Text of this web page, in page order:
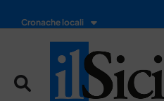
Cronache locali